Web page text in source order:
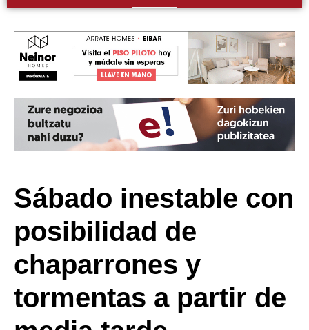
Sábado inestable con
posibilidad de
chaparrones y
tormentas a partir de